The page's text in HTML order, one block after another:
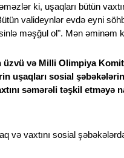
ki, uşaqları bütün
valideynlər evdə eyni
məşğul ol". Mən əminəm
üzvü və Milli Olimpiya
uşaqları sosial
səmərəli təşkil etməyə
və vaxtını sosial